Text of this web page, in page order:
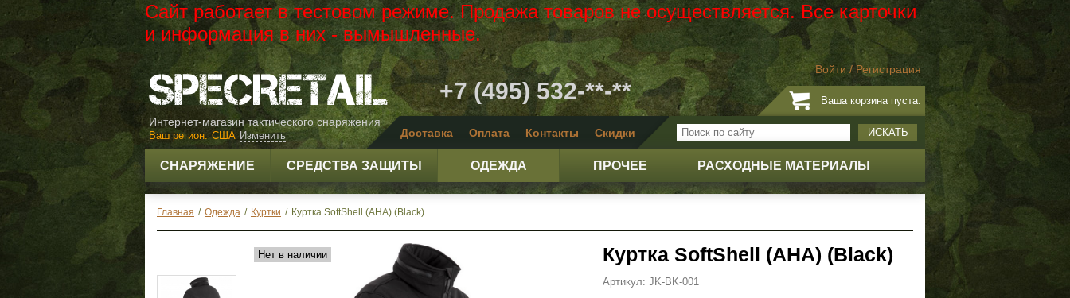
Сайт работает в тестовом режиме. Продажа товаров не осуществляется. Все карточки
и информация в них - вымышленные.
Войти / Регистрация
Ваша корзина пуста.
Интернет-магазин тактического снаряжения
+7 (495) 532-**-**
ИСКАТЬ
Доставка Оплата Контакты Скидки
Изменить
Ваш регион: США
СНАРЯЖЕНИЕ СРЕДСТВА ЗАЩИТЫ ОДЕЖДА ПРОЧЕЕ РАСХОДНЫЕ МАТЕРИАЛЫ
Главная / Одежда / Куртки / Куртка SoftShell (АНА) (Black)
Нет в наличии Куртка SoftShell (АНА) (Black)
Артикул: JK-BK-001